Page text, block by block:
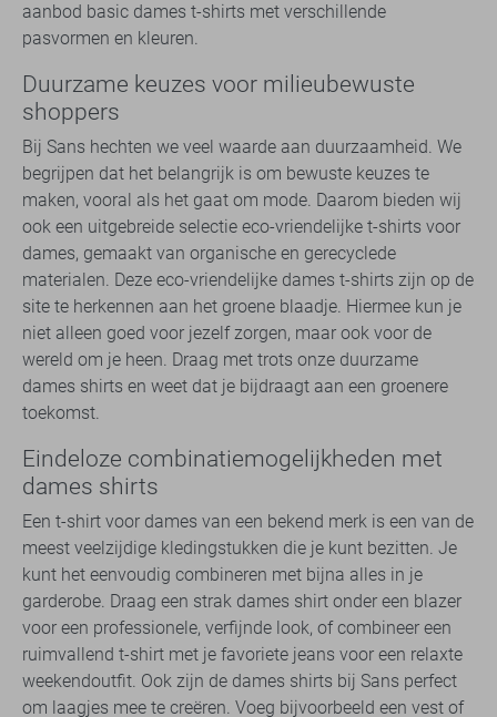
aanbod basic dames t-shirts met verschillende
pasvormen en kleuren.
Duurzame keuzes voor milieubewuste
shoppers
Bij Sans hechten we veel waarde aan duurzaamheid. We
begrijpen dat het belangrijk is om bewuste keuzes te
maken, vooral als het gaat om mode. Daarom bieden wij
ook een uitgebreide selectie eco-vriendelijke t-shirts voor
dames, gemaakt van organische en gerecyclede
materialen. Deze eco-vriendelijke dames t-shirts zijn op de
site te herkennen aan het groene blaadje. Hiermee kun je
niet alleen goed voor jezelf zorgen, maar ook voor de
wereld om je heen. Draag met trots onze duurzame
dames shirts en weet dat je bijdraagt aan een groenere
toekomst.
Eindeloze combinatiemogelijkheden met
dames shirts
Een t-shirt voor dames van een bekend merk is een van de
meest veelzijdige kledingstukken die je kunt bezitten. Je
kunt het eenvoudig combineren met bijna alles in je
garderobe. Draag een strak dames shirt onder een blazer
voor een professionele, verfijnde look, of combineer een
ruimvallend t-shirt met je favoriete jeans voor een relaxte
weekendoutfit. Ook zijn de dames shirts bij Sans perfect
om laagjes mee te creëren. Voeg bijvoorbeeld een vest of